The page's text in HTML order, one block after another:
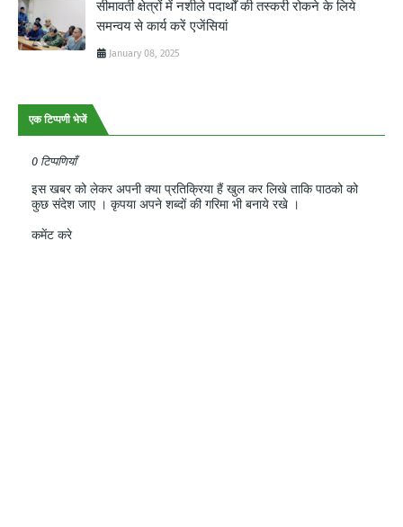
सीमावर्ती क्षेत्रों में नशीले पदार्थों की तस्करी रोकने के लिये
समन्वय से कार्य करें एजेंसियां
January 08, 2025
एक टिप्पणी भेजें
0 टिप्पणियाँ
इस खबर को लेकर अपनी क्या प्रतिक्रिया हैं खुल कर लिखे ताकि पाठको को
कुछ संदेश जाए । कृपया अपने शब्दों की गरिमा भी बनाये रखे ।
कमेंट करे